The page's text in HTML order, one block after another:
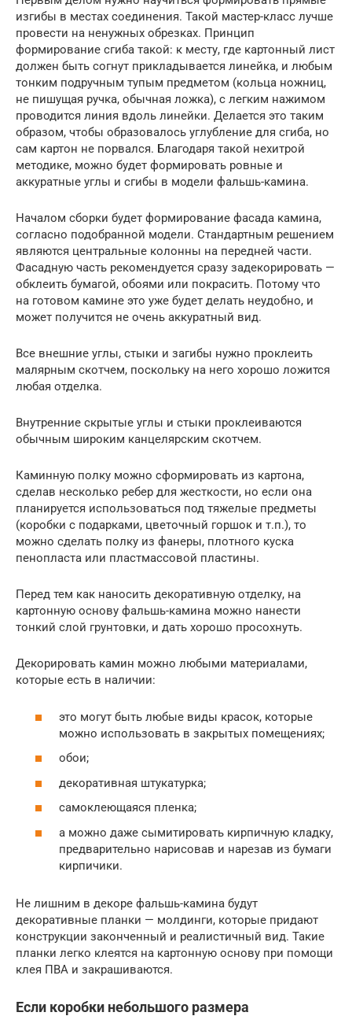
изгибы в местах соединения. Такой мастер-класс лучше
провести на ненужных обрезках. Принцип
формирование сгиба такой: к месту, где картонный лист
должен быть согнут прикладывается линейка, и любым
тонким подручным тупым предметом (кольца ножниц,
не пишущая ручка, обычная ложка), с легким нажимом
проводится линия вдоль линейки. Делается это таким
образом, чтобы образовалось углубление для сгиба, но
сам картон не порвался. Благодаря такой нехитрой
методике, можно будет формировать ровные и
аккуратные углы и сгибы в модели фальшь-камина.
Началом сборки будет формирование фасада камина,
согласно подобранной модели. Стандартным решением
являются центральные колонны на передней части.
Фасадную часть рекомендуется сразу задекорировать —
обклеить бумагой, обоями или покрасить. Потому что
на готовом камине это уже будет делать неудобно, и
может получится не очень аккуратный вид.
Все внешние углы, стыки и загибы нужно проклеить
малярным скотчем, поскольку на него хорошо ложится
любая отделка.
Внутренние скрытые углы и стыки проклеиваются
обычным широким канцелярским скотчем.
Каминную полку можно сформировать из картона,
сделав несколько ребер для жесткости, но если она
планируется использоваться под тяжелые предметы
(коробки с подарками, цветочный горшок и т.п.), то
можно сделать полку из фанеры, плотного куска
пенопласта или пластмассовой пластины.
Перед тем как наносить декоративную отделку, на
картонную основу фальшь-камина можно нанести
тонкий слой грунтовки, и дать хорошо просохнуть.
Декорировать камин можно любыми материалами,
которые есть в наличии:
это могут быть любые виды красок, которые
можно использовать в закрытых помещениях;
обои;
декоративная штукатурка;
самоклеющаяся пленка;
а можно даже сымитировать кирпичную кладку,
предварительно нарисовав и нарезав из бумаги
кирпичики.
Не лишним в декоре фальшь-камина будут
декоративные планки — молдинги, которые придают
конструкции законченный и реалистичный вид. Такие
планки легко клеятся на картонную основу при помощи
клея ПВА и закрашиваются.
Если коробки небольшого размера